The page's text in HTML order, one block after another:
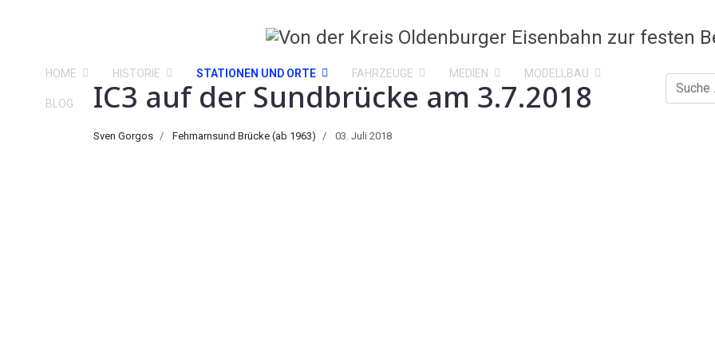
HOME HISTORIE STATIONEN UND ORTE FAHRZEUGE MEDIEN MODELLBAU
BLOG
Suchen
IC3 auf der Sundbrücke am 3.7.2018
Sven Gorgos Fehmarnsund Brücke (ab 1963) 03. Juli 2018